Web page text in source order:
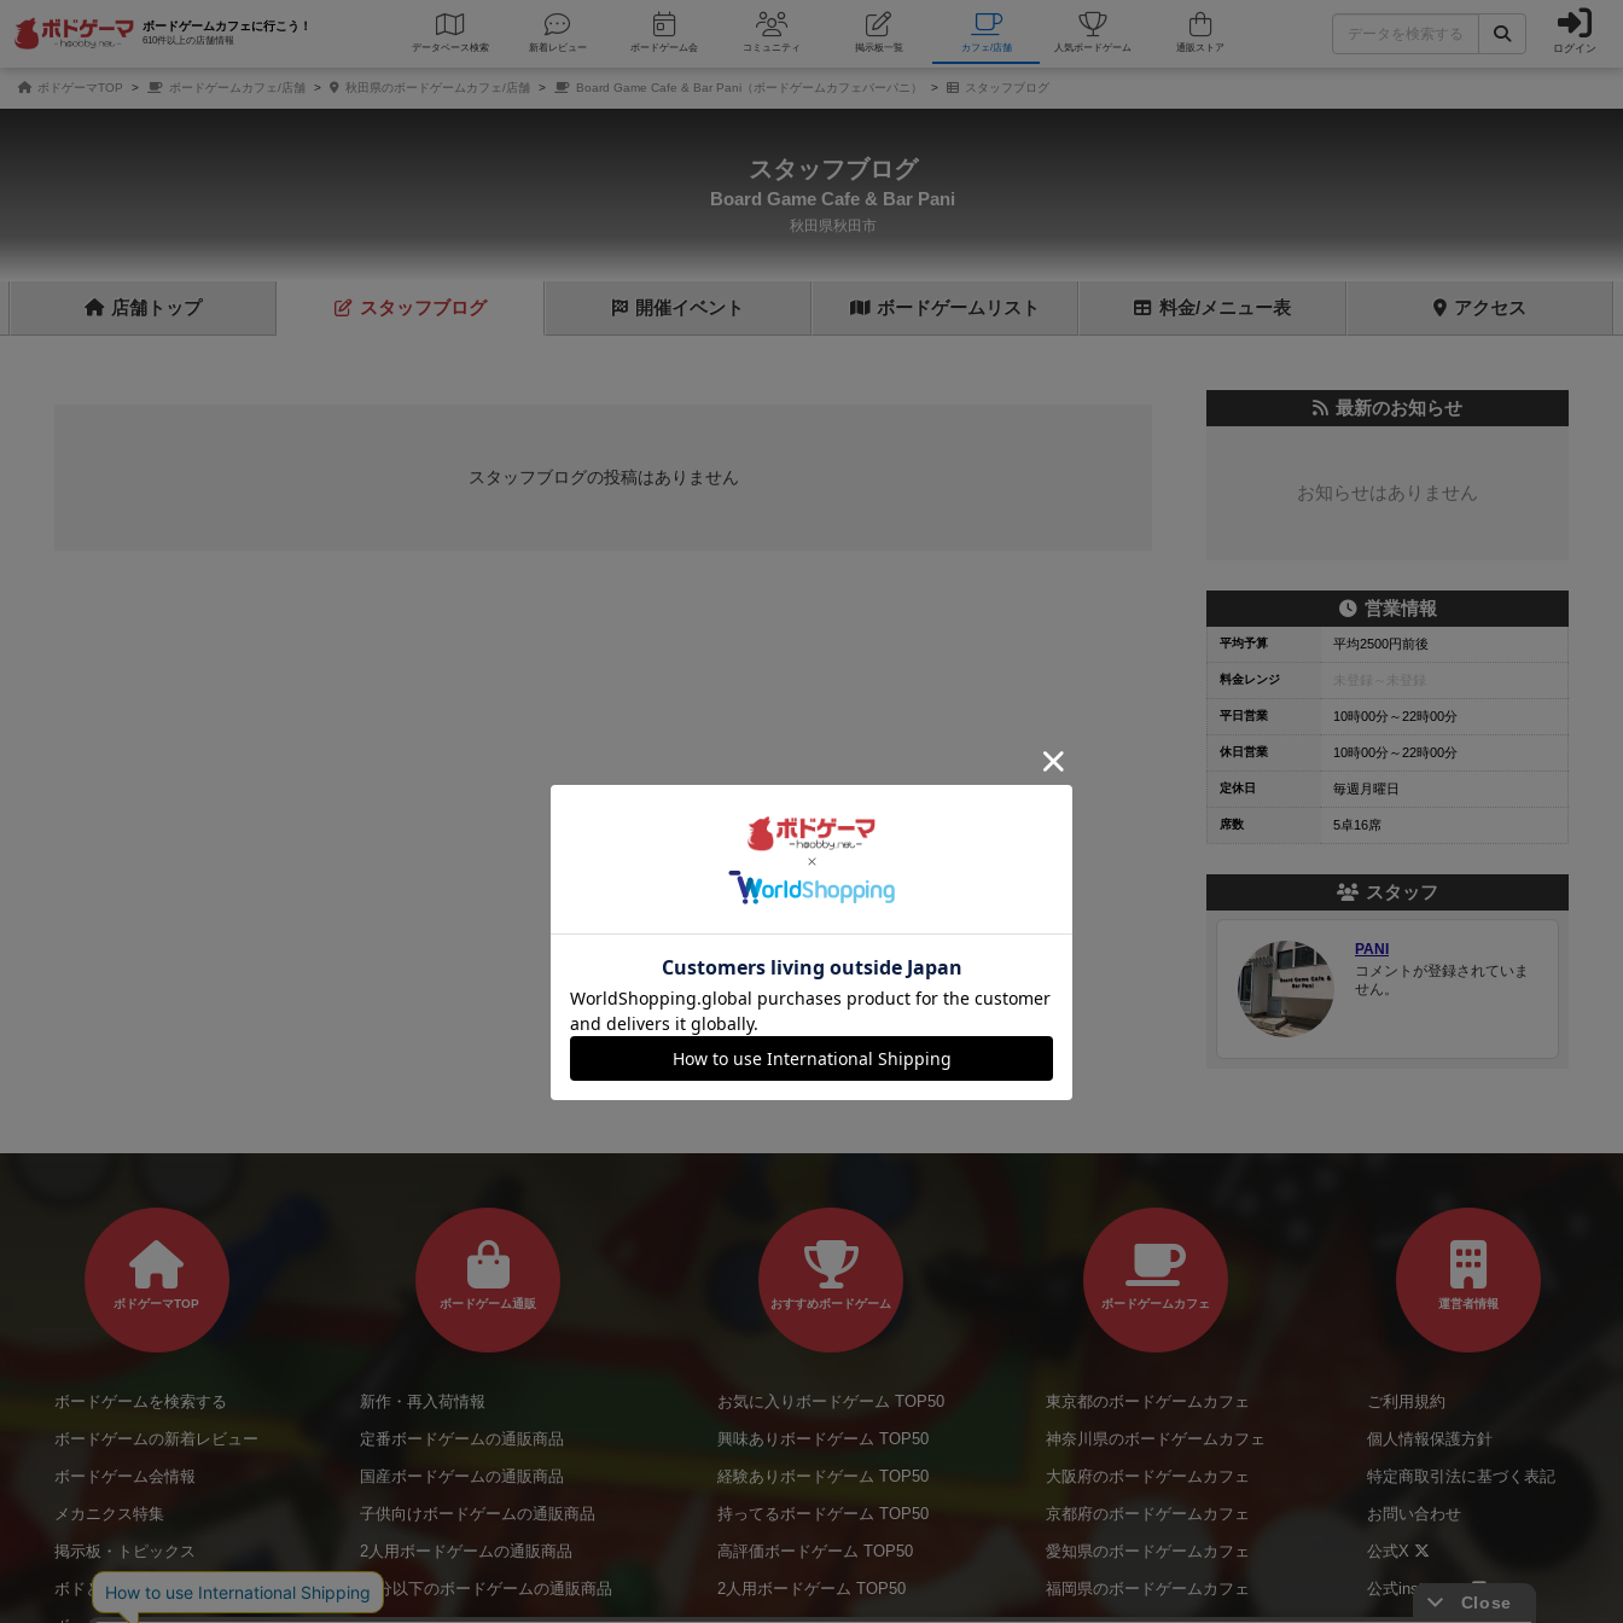
ボードゲームカフェに行こう！
610件以上の店舗情報
データベース 検索 新着レビュー ボードゲーム会 コミュニティ 掲示板一覧 カフェ/店舗 人気ボードゲーム 通販ストア ログイン
ボドゲーマTOP ボードゲームカフェ/店舗 秋田県のボードゲームカフェ/店舗 Board Game Cafe & Bar Pani（ボードゲームカフェバーパニ） スタッフブログ
スタッフブログ
Board Game Cafe & Bar Pani
秋田県秋田市
店舗 トップ スタッフブログ 開催イベント ボードゲーム リスト 料金/メニュー表 アクセス
スタッフブログの投稿はありません
最新のお知らせ
お知らせはありません
営業情報
平均予算 平均2500円前後
料金レンジ
平日営業 10時00分～22時00分
休日営業 10時00分～22時00分
定休日 毎週月曜日
席数 5卓16席
スタッフ
PANI
コメントが登録されていま
せん。
ボドゲーマTOP
ボードゲームを検索する
ボードゲームの新着レビュー
ボードゲーム会情報
メカニクス特集
掲示板・トピックス
ボドとも・会員一覧
ボードゲーム通販
新作・再入荷情報
定番ボードゲームの通販商品
国産ボードゲームの通販商品
子供向けボードゲームの通販商品
2人用ボードゲームの通販商品
20分以下のボードゲームの通販商品
おすすめボードゲーム
お気に入りボードゲーム TOP50
興味ありボードゲーム TOP50
経験ありボードゲーム TOP50
持ってるボードゲーム TOP50
高評価ボードゲーム TOP50
2人用ボードゲーム TOP50
ボードゲームカフェ
東京都のボードゲームカフェ
神奈川県のボードゲームカフェ
大阪府のボードゲームカフェ
京都府のボードゲームカフェ
愛知県のボードゲームカフェ
福岡県のボードゲームカフェ
運営者情報
ご利用規約
個人情報保護方針
特定商取引法に基づく表記
お問い合わせ
公式X
公式instagram